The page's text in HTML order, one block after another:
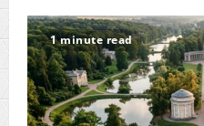
1 minute read